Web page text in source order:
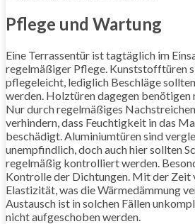
Pflege und Wartung
Eine Terrassentür ist tagtäglich im
regelmäßiger Pflege. Kunststofftüren
pflegeleicht, lediglich Beschläge
werden. Holztüren dagegen
Nur durch regelmäßiges
verhindern, dass Feuchtigkeit in das
beschädigt. Aluminiumtüren sind
unempfindlich, doch auch hier sollten
regelmäßig kontrolliert werden.
Kontrolle der Dichtungen. Mit der Zeit
Elastizität, was die Wärmedämmung
Austausch ist in solchen Fällen
nicht aufgeschoben werden.